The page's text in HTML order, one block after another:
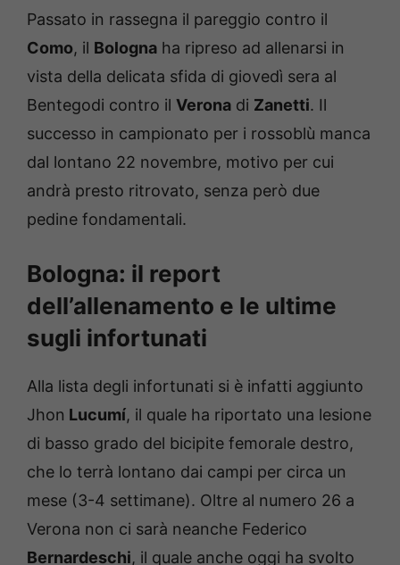
Passato in rassegna il pareggio contro il
Como, il Bologna ha ripreso ad allenarsi in
vista della delicata sfida di giovedì sera al
Bentegodi contro il Verona di Zanetti. Il
successo in campionato per i rossoblù manca
dal lontano 22 novembre, motivo per cui
andrà presto ritrovato, senza però due
pedine fondamentali.
Bologna: il report
dell’allenamento e le ultime
sugli infortunati
Alla lista degli infortunati si è infatti aggiunto
Jhon Lucumí, il quale ha riportato una lesione
di basso grado del bicipite femorale destro,
che lo terrà lontano dai campi per circa un
mese (3-4 settimane). Oltre al numero 26 a
Verona non ci sarà neanche Federico
Bernardeschi, il quale anche oggi ha svolto